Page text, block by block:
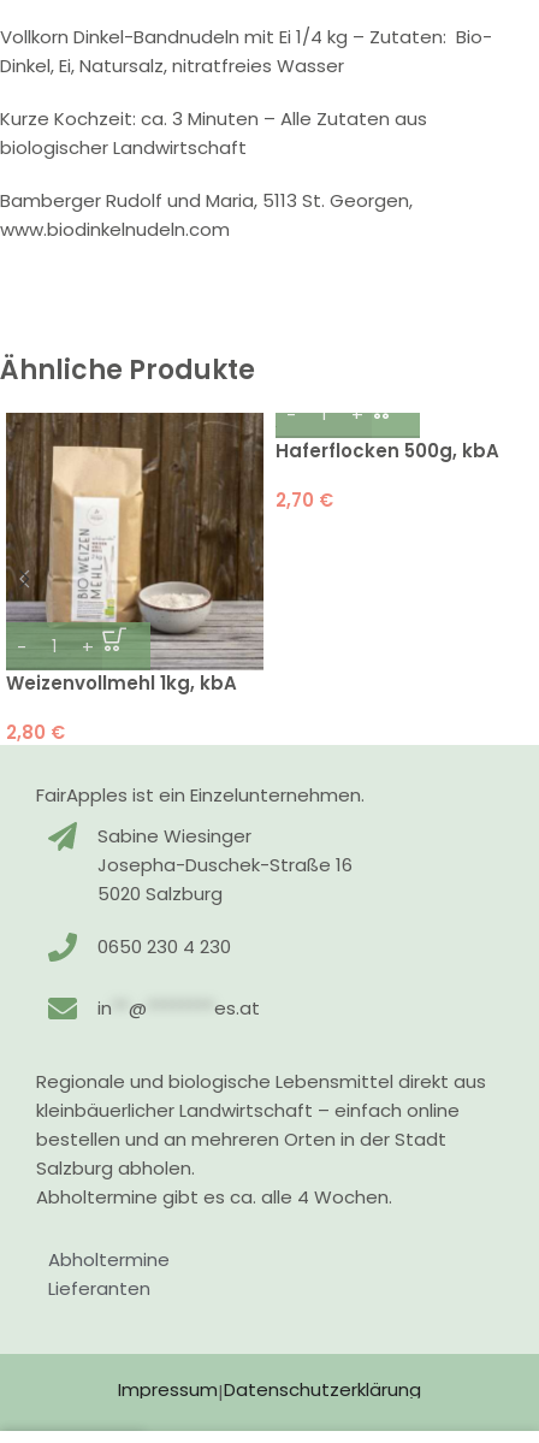
Vollkorn Dinkel-Bandnudeln mit Ei 1/4 kg – Zutaten: Bio-
Dinkel, Ei, Natursalz, nitratfreies Wasser
Kurze Kochzeit: ca. 3 Minuten – Alle Zutaten aus
biologischer Landwirtschaft
Bamberger Rudolf und Maria, 5113 St. Georgen,
www.biodinkelnudeln.com
Ähnliche Produkte
Weizenvollmehl 1kg, kbA
2,80 €
Haferflocken 500g, kbA
2,70 €
FairApples ist ein Einzelunternehmen.
Sabine Wiesinger
Josepha-Duschek-Straße 16
5020 Salzburg
0650 230 4 230
in **@ ********es.at
Regionale und biologische Lebensmittel direkt aus
kleinbäuerlicher Landwirtschaft – einfach online
bestellen und an mehreren Orten in der Stadt
Salzburg abholen.
Abholtermine gibt es ca. alle 4 Wochen.
Abholtermine
Lieferanten
Impressum|Datenschutzerklärung